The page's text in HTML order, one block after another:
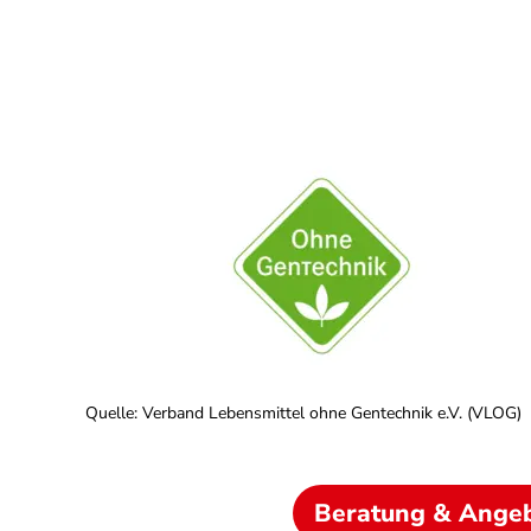
Quelle: Verband Lebensmittel ohne Gentechnik e.V. (VLOG)
Beratung &